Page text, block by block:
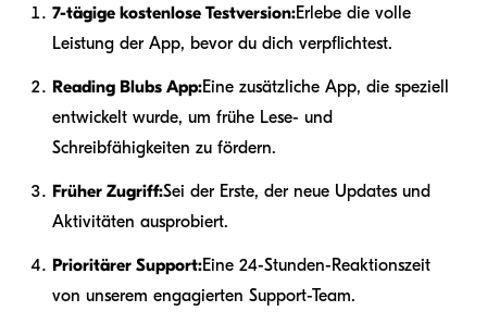
7-tägige kostenlose Testversion:Erlebe die volle
Leistung der App, bevor du dich verpflichtest.
Reading Blubs App:Eine zusätzliche App, die speziell
entwickelt wurde, um frühe Lese- und
Schreibfähigkeiten zu fördern.
Früher Zugriff:Sei der Erste, der neue Updates und
Aktivitäten ausprobiert.
Prioritärer Support:Eine 24-Stunden-Reaktionszeit
von unserem engagierten Support-Team.